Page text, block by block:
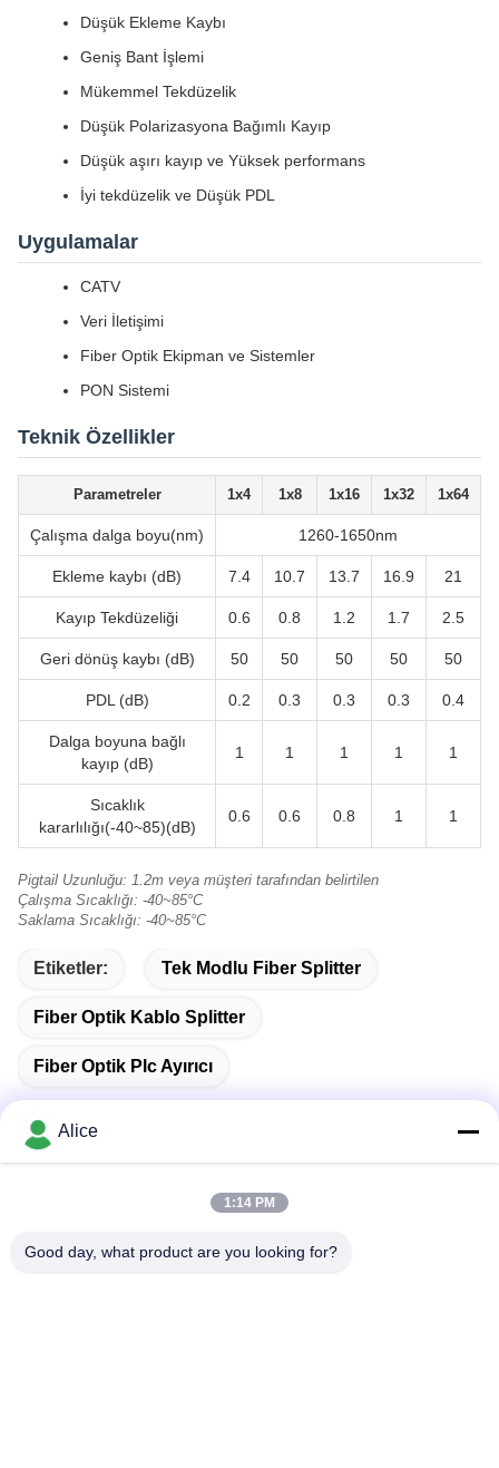
Düşük Ekleme Kaybı
Geniş Bant İşlemi
Mükemmel Tekdüzelik
Düşük Polarizasyona Bağımlı Kayıp
Düşük aşırı kayıp ve Yüksek performans
İyi tekdüzelik ve Düşük PDL
Uygulamalar
CATV
Veri İletişimi
Fiber Optik Ekipman ve Sistemler
PON Sistemi
Teknik Özellikler
Parametreler 1x4 1x8 1x16 1x32 1x64
Çalışma dalga boyu(nm) 1260-1650nm
Ekleme kaybı (dB) 7.4 10.7 13.7 16.9 21
Kayıp Tekdüzeliği 0.6 0.8 1.2 1.7 2.5
Geri dönüş kaybı (dB) 50 50 50 50 50
PDL (dB) 0.2 0.3 0.3 0.3 0.4
Dalga boyuna bağlı
kayıp (dB)
1 1 1 1 1
Sıcaklık
kararlılığı(-40~85)(dB)
0.6 0.6 0.8 1 1
Pigtail Uzunluğu: 1.2m veya müşteri tarafından belirtilen
Çalışma Sıcaklığı: -40~85°C
Saklama Sıcaklığı: -40~85°C
Etiketler: Tek Modlu Fiber Splitter
Fiber Optik Kablo Splitter
Fiber Optik Plc Ayırıcı
Adres
Alice
1:14 PM
Good day, what product are you looking for?